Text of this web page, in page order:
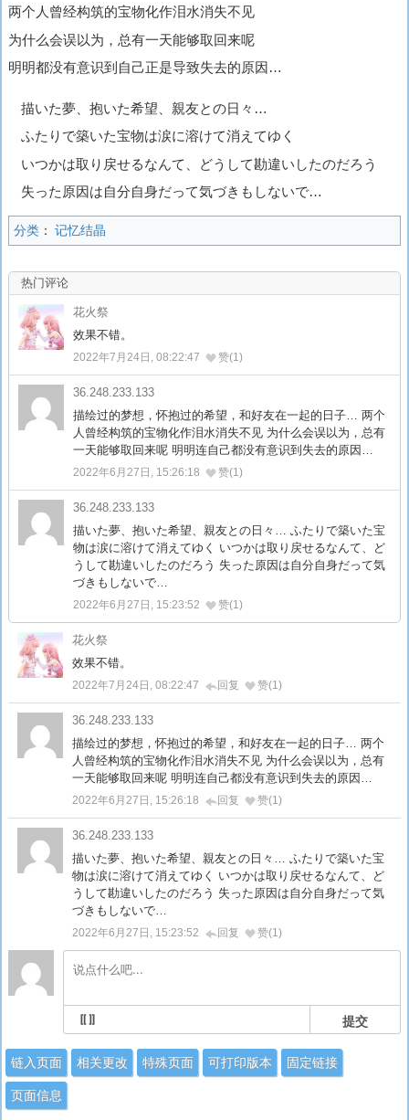
两个人曾经构筑的宝物化作泪水消失不见
为什么会误以为，总有一天能够取回来呢
明明都没有意识到自己正是导致失去的原因…
描いた夢、抱いた希望、親友との日々…
ふたりで築いた宝物は涙に溶けて消えてゆく
いつかは取り戻せるなんて、どうして勘違いしたのだろう
失った原因は自分自身だって気づきもしないで…
分类： 记忆结晶
热门评论
花火祭
效果不错。
2022年7月24日, 08:22:47 赞(1)
36.248.233.133
描绘过的梦想，怀抱过的希望，和好友在一起的日子… 两个
人曾经构筑的宝物化作泪水消失不见 为什么会误以为，总有
一天能够取回来呢 明明连自己都没有意识到失去的原因…
2022年6月27日, 15:26:18 赞(1)
36.248.233.133
描いた夢、抱いた希望、親友との日々… ふたりで築いた宝
物は涙に溶けて消えてゆく いつかは取り戻せるなんて、ど
うして勘違いしたのだろう 失った原因は自分自身だって気
づきもしないで…
2022年6月27日, 15:23:52 赞(1)
花火祭
效果不错。
2022年7月24日, 08:22:47 回复 赞(1)
36.248.233.133
描绘过的梦想，怀抱过的希望，和好友在一起的日子… 两个
人曾经构筑的宝物化作泪水消失不见 为什么会误以为，总有
一天能够取回来呢 明明连自己都没有意识到失去的原因…
2022年6月27日, 15:26:18 回复 赞(1)
36.248.233.133
描いた夢、抱いた希望、親友との日々… ふたりで築いた宝
物は涙に溶けて消えてゆく いつかは取り戻せるなんて、ど
うして勘違いしたのだろう 失った原因は自分自身だって気
づきもしないで…
2022年6月27日, 15:23:52 回复 赞(1)
提交
链入页面 相关更改 特殊页面 可打印版本 固定链接
页面信息